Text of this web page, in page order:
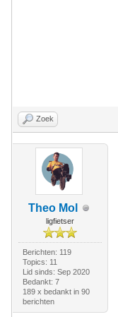
Zoek
Theo Mol
ligfietser
Berichten: 119
Topics: 11
Lid sinds: Sep 2020
Bedankt: 7
189 x bedankt in 90
berichten